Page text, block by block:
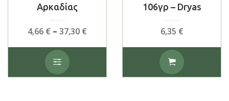
Αρκαδίας
4,66 € – 37,30 €
37,30 €
το
προϊόν
106γρ – Dryas
6,35 €